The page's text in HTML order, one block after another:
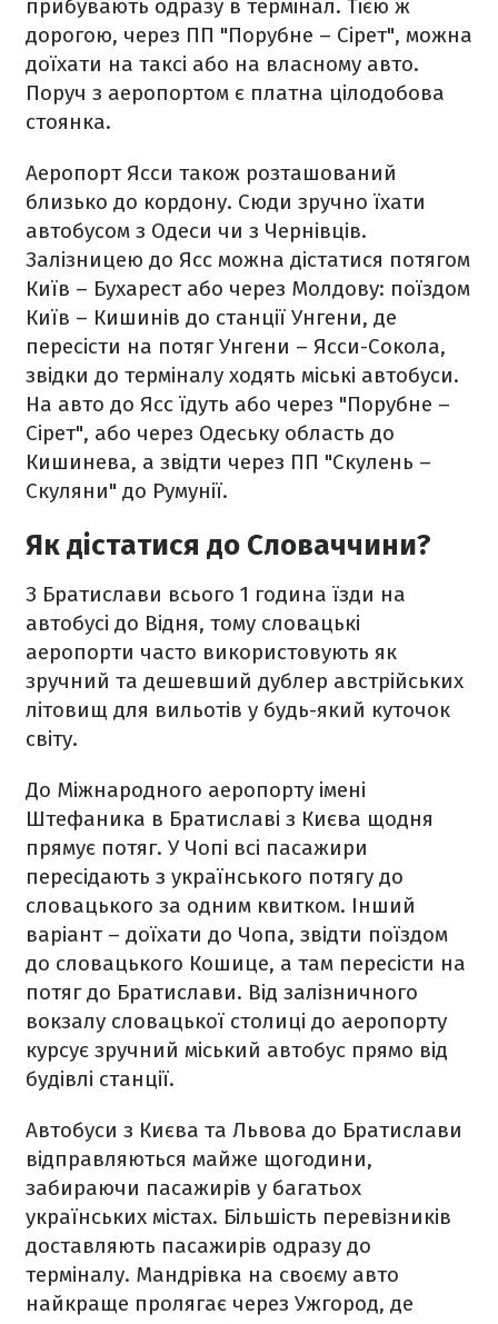
прибувають одразу в термінал. Тією ж
дорогою, через ПП "Порубне – Сірет", можна
доїхати на таксі або на власному авто.
Поруч з аеропортом є платна цілодобова
стоянка.
Аеропорт Ясси також розташований
близько до кордону. Сюди зручно їхати
автобусом з Одеси чи з Чернівців.
Залізницею до Ясс можна дістатися потягом
Київ – Бухарест або через Молдову: поїздом
Київ – Кишинів до станції Унгени, де
пересісти на потяг Унгени – Ясси-Сокола,
звідки до терміналу ходять міські автобуси.
На авто до Ясс їдуть або через "Порубне –
Сірет", або через Одеську область до
Кишинева, а звідти через ПП "Скулень –
Скуляни" до Румунії.
Як дістатися до Словаччини?
З Братислави всього 1 година їзди на
автобусі до Відня, тому словацькі
аеропорти часто використовують як
зручний та дешевший дублер австрійських
літовищ для вильотів у будь-який куточок
світу.
До Міжнародного аеропорту імені
Штефаника в Братиславі з Києва щодня
прямує потяг. У Чопі всі пасажири
пересідають з українського потягу до
словацького за одним квитком. Інший
варіант – доїхати до Чопа, звідти поїздом
до словацького Кошице, а там пересісти на
потяг до Братислави. Від залізничного
вокзалу словацької столиці до аеропорту
курсує зручний міський автобус прямо від
будівлі станції.
Автобуси з Києва та Львова до Братислави
відправляються майже щогодини,
забираючи пасажирів у багатьох
українських містах. Більшість перевізників
доставляють пасажирів одразу до
терміналу. Мандрівка на своєму авто
найкраще пролягає через Ужгород, де